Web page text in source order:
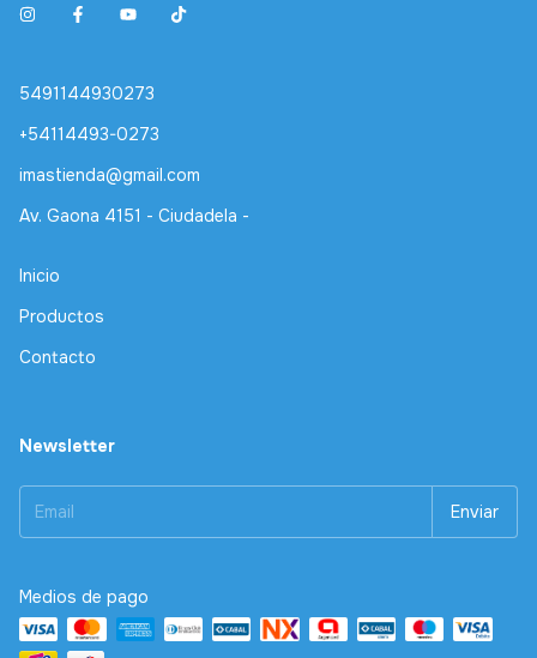
5491144930273
+54114493-0273
imastienda@gmail.com
Av. Gaona 4151 - Ciudadela -
Inicio
Productos
Contacto
Newsletter
Medios de pago